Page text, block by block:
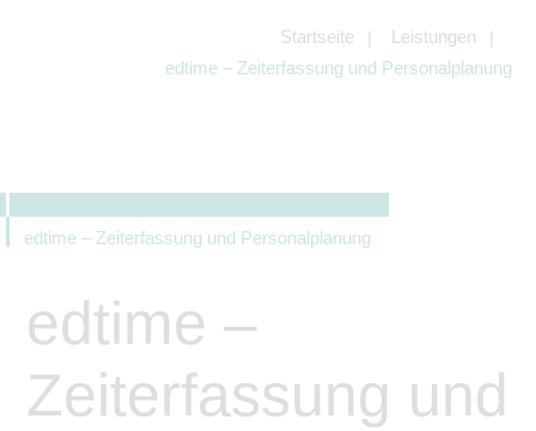
Startseite
Leistungen
edtime – Zeiterfassung und Personalplanung
edtime – Zeiterfassung und Personalplanung
edtime –
Zeiterfassung und
Angeboten von z.B. Facebook und